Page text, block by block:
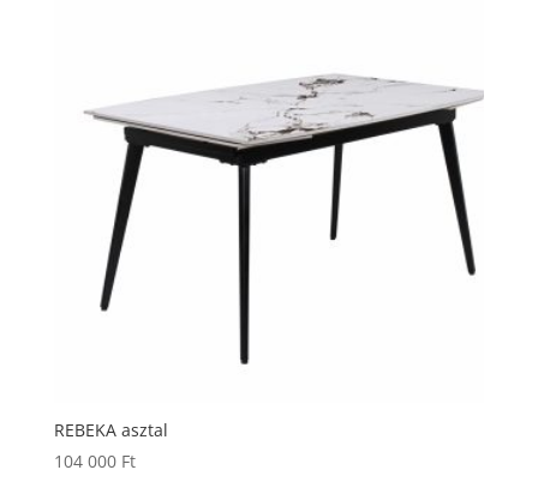
REBEKA asztal
104 000 Ft